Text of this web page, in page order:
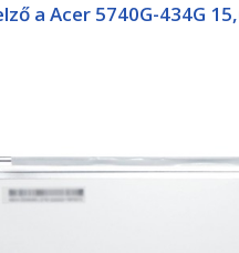
a Acer 5740G-434G